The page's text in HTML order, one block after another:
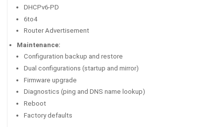
DHCPv6-PD
6to4
Router Advertisement
Maintenance:
Configuration backup and restore
Dual configurations (startup and mirror)
Firmware upgrade
Diagnostics (ping and DNS name lookup)
Reboot
Factory defaults